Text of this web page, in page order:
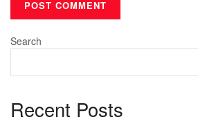
Search
Recent Posts